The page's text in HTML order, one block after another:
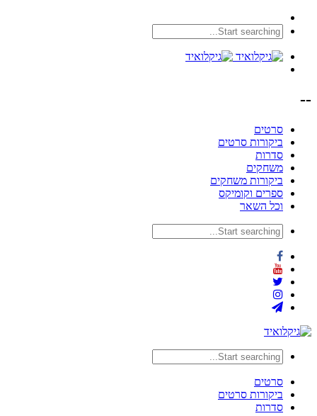
--
סרטים
ביקורות סרטים
סדרות
משחקים
ביקורות משחקים
ספרים וקומיקס
וכל השאר
סרטים
ביקורות סרטים
סדרות